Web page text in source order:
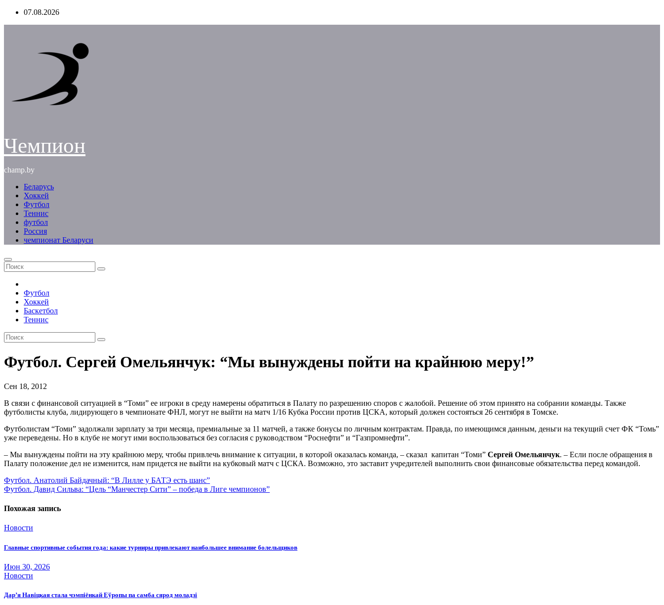
Перейти07.08.2026
Чемпион
champ.by
Беларусь
Хоккей
Футбол
Теннис
футбол
Россия
чемпионат Беларуси
Футбол
Хоккей
Баскетбол
Теннис
Футбол. Сергей Омельянчук: “Мы вынуждены пойти на крайнюю меру!”
Сен 18, 2012
В связи с финансовой ситуацией в “Томи” ее игроки в среду намерены обратиться в Палату по разрешению споров с жалобой. Решение об этом принято на собрании команды. Также
футболисты клуба, лидирующего в чемпионате ФНЛ, могут не выйти на матч 1/16 Кубка России против ЦСКА, который должен состояться 26 сентября в Томске.
Футболистам “Томи” задолжали зарплату за три месяца, премиальные за 11 матчей, а также бонусы по личным контрактам. Правда, по имеющимся данным, деньги на текущий счет ФК “Томь”
уже переведены. Но в клубе не могут ими воспользоваться без согласия с руководством “Роснефти” и “Газпромнефти”.
– Мы вынуждены пойти на эту крайнюю меру, чтобы привлечь внимание к ситуации, в которой оказалась команда, – сказал капитан “Томи” Сергей Омельянчук. – Если после обращения в
Палату положение дел не изменится, нам придется не выйти на кубковый матч с ЦСКА. Возможно, это заставит учредителей выполнить свои финансовые обязательства перед командой.
Навигация
по
записям
Футбол. Анатолий Байдачный: “В Лилле у БАТЭ есть шанс”
Футбол. Давид Сильва: “Цель “Манчестер Сити” – победа в Лиге чемпионов”
Похожая запись
Новости
Главные спортивные события года: какие турниры привлекают наибольшее внимание болельщиков
Июн 30, 2026
Новости
Дар’я Навіцкая стала чэмпіёнкай Еўропы па самба сярод моладзі